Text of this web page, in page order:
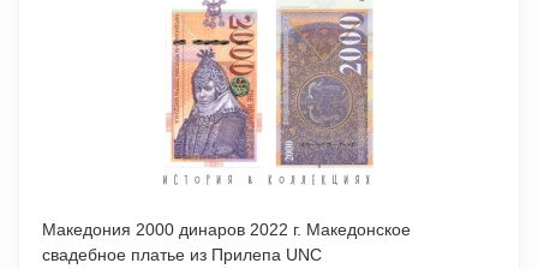
Македония 2000 динаров 2022 г. Македонское
свадебное платье из Прилепа UNC